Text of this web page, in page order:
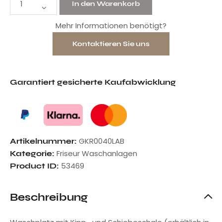
In den Warenkorb
Mehr Informationen benötigt?
Kontaktieren Sie uns
Garantiert gesicherte Kaufabwicklung
Artikelnummer: GKR0040LAB
Kategorie: Friseur Waschanlagen
Product ID: 53469
Beschreibung